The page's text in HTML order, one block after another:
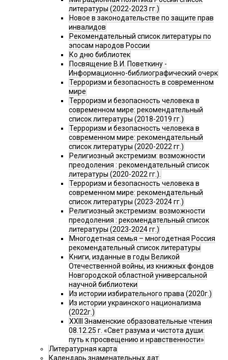
литературы (2022-2023 гг.)
Новое в законодательстве по защите прав
инвалидов
Рекомендательный список литературы по
эпосам народов России
Ко дню библиотек
Посвящение В.И. Поветкину -
Информационно-библиографический очерк
Терроризм и безопасность в современном
мире
Терроризм и безопасность человека в
современном мире: рекомендательный
список литературы (2018-2019 гг.)
Терроризм и безопасность человека в
современном мире: рекомендательный
список литературы (2020-2022 гг.)
Религиозный экстремизм: возможности
преодоления : рекомендательный список
литературы (2020-2022 гг.).
Терроризм и безопасность человека в
современном мире: рекомендательный
список литературы (2023-2024 гг.)
Религиозный экстремизм: возможности
преодоления : рекомендательный список
литературы (2023-2024 гг.)
Многодетная семья – многодетная Россия
рекомендательный список литературы
Книги, изданные в годы Великой
Отечественной войны, из книжных фондов
Новгородской областной универсальной
научной библиотеки
Из истории избирательного права (2020г.)
Из истории украинского национализма
(2022г.)
XXIII Знаменские образовательные чтения
08.12.25 г. «Свет разума и чистота души:
путь к просвещению и нравственности»
Литературная карта
Календарь знаменательных дат